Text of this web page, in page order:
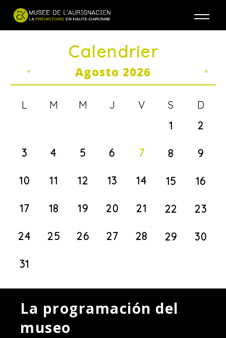
Calendrier
Agosto 2026
« »
L M M J V S
D
1
2
3 4 5 6 7 8 9
10 11 12 13 14 15 16
17 18 19 20 21 22 23
24 25 26 27 28 29 30
31
La programación del
museo